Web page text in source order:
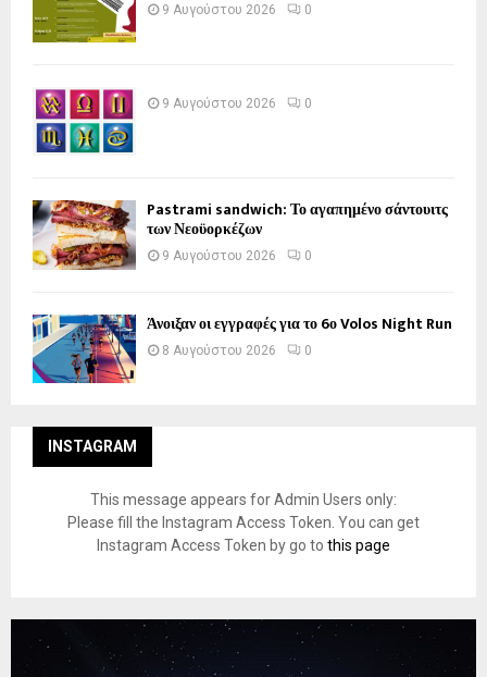
9 Αυγούστου 2026 0
9 Αυγούστου 2026 0
Pastrami sandwich: Το αγαπημένο σάντουιτς
των Νεοϋορκέζων
9 Αυγούστου 2026 0
Άνοιξαν οι εγγραφές για το 6ο Volos Night Run
8 Αυγούστου 2026 0
INSTAGRAM
This message appears for Admin Users only:
Please fill the Instagram Access Token. You can get
Instagram Access Token by go to this page